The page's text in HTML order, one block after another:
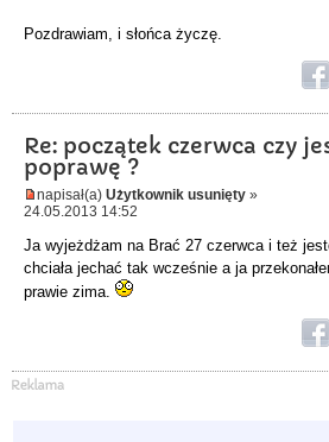
Pozdrawiam, i słońca życzę.
Re: początek czerwca czy
poprawę ?
napisał(a) Użytkownik usunięty »
24.05.2013 14:52
Ja wyjeżdżam na Brać 27 czerwca i też
chciała jechać tak wcześnie a ja
prawie zima.